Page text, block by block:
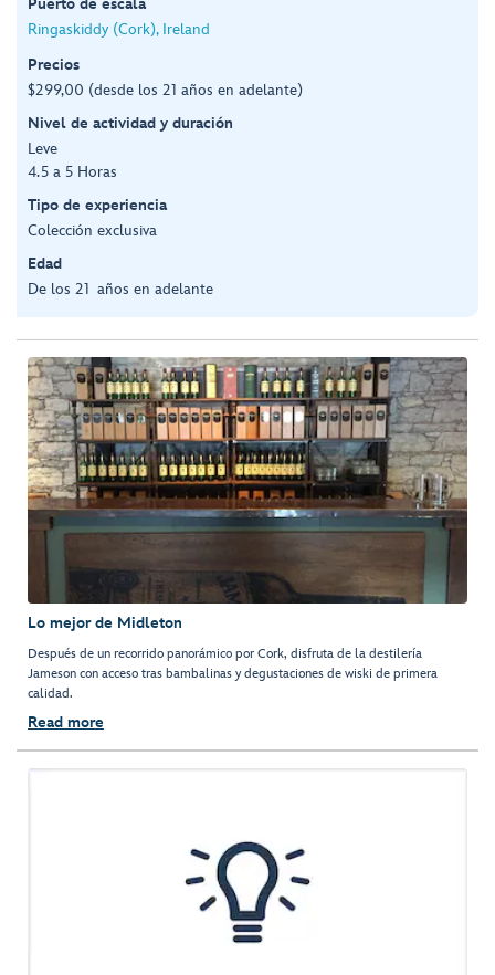
Ringaskiddy (Cork), Ireland
Precios
$299,00 (desde los 21 años en adelante)
Nivel de actividad y duración
Leve
4.5 a 5 Horas
Tipo de experiencia
Colección exclusiva
Edad
De los 21 años en adelante
Lo mejor de Midleton
Después de un recorrido panorámico por Cork, disfruta de la destilería
Jameson con acceso tras bambalinas y degustaciones de wiski de primera
calidad.
Read more